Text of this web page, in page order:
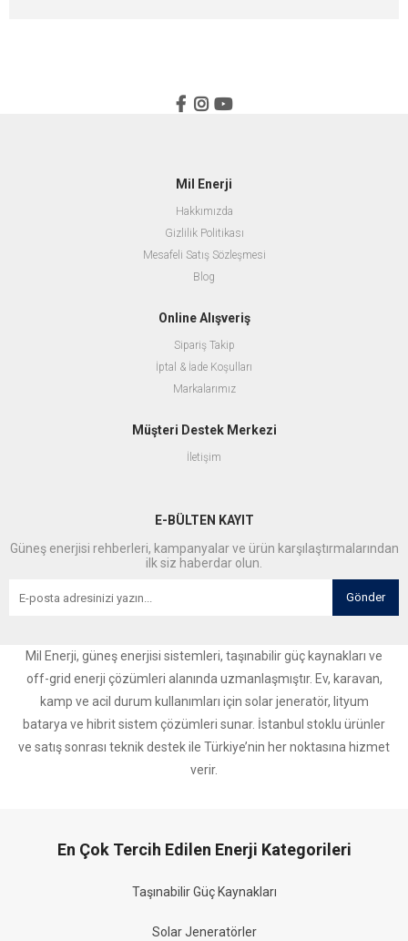
Mil Enerji
Hakkımızda
Gizlilik Politikası
Mesafeli Satış Sözleşmesi
Blog
Online Alışveriş
Sipariş Takip
İptal & İade Koşulları
Markalarımız
Müşteri Destek Merkezi
İletişim
E-BÜLTEN KAYIT
Güneş enerjisi rehberleri, kampanyalar ve ürün karşılaştırmalarından
ilk siz haberdar olun.
Gönder
Mil Enerji, güneş enerjisi sistemleri, taşınabilir güç kaynakları ve
off-grid enerji çözümleri alanında uzmanlaşmıştır. Ev, karavan,
kamp ve acil durum kullanımları için solar jeneratör, lityum
batarya ve hibrit sistem çözümleri sunar. İstanbul stoklu ürünler
ve satış sonrası teknik destek ile Türkiye’nin her noktasına hizmet
verir.
En Çok Tercih Edilen Enerji Kategorileri
Taşınabilir Güç Kaynakları
Solar Jeneratörler